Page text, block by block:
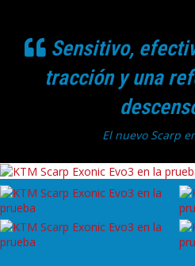
Sensitivo,
tracción y una
El nuevo Scarp